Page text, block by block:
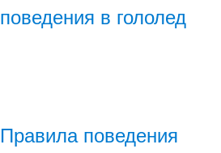
поведения в гололед
Правила поведения